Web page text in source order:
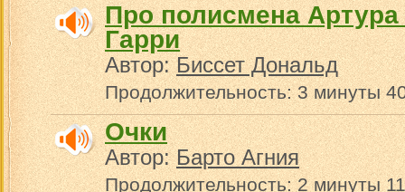
Про полисмена Артура
Гарри
Автор:Биссет Дональд
Продолжительность: 3 минуты
Очки
Автор:Барто Агния
Продолжительность: 2 минуты